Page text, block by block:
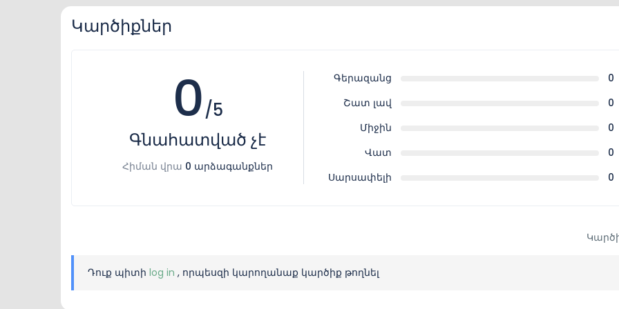
Կարծիքներ
0/5
Գնահատված չէ
Հիման վրա 0 արձագանքներ
Գերազանց
0
Շատ լավ
0
Միջին
0
Վատ
0
Սարսափելի
0
Դուք պիտի log in , որպեսզի կարողանաք կարծիք թողնել